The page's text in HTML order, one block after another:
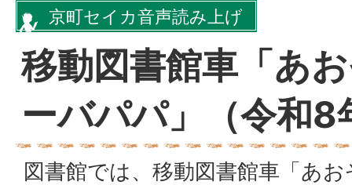
京町セイカ音声読み上げ
移動図書館車「あ
ーバパパ」（令和8
図書館では、移動図書館車「あ